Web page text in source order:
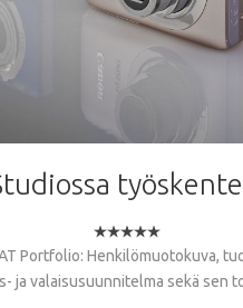
Portfolio: Henkilömuotokuva,
ja valaisusuunnitelma sekä sen